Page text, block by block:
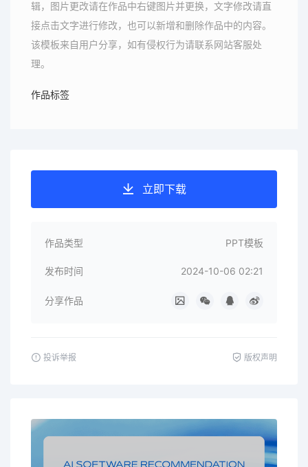
辑，图片更改请在作品中右键图片并更换，文字修改请直
接点击文字进行修改，也可以新增和删除作品中的内容。
该模板来自用户分享，如有侵权行为请联系网站客服处
理。
作品标签
立即下载
作品类型 PPT模板
发布时间 2024-10-06 02:21
分享作品
投诉举报 版权声明